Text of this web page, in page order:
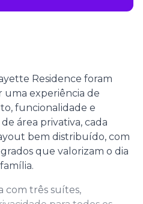
Residence foram
uma experiência de
funcionalidade e
área privativa, cada
bem distribuído, com
que valorizam o dia
com três suítes,